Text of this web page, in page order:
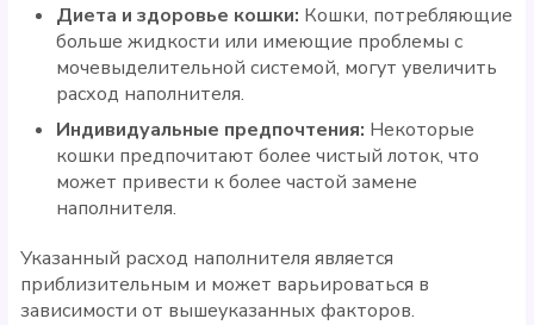
Диета и здоровье кошки: Кошки, потребляющие
больше жидкости или имеющие проблемы с
мочевыделительной системой, могут увеличить
расход наполнителя.
Индивидуальные предпочтения: Некоторые
кошки предпочитают более чистый лоток, что
может привести к более частой замене
наполнителя.
Указанный расход наполнителя является
приблизительным и может варьироваться в
зависимости от вышеуказанных факторов.